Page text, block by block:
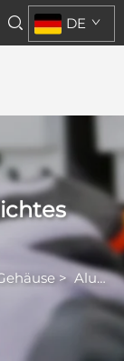
DE
> Aluminium-Wasserdichtes Gehäuse